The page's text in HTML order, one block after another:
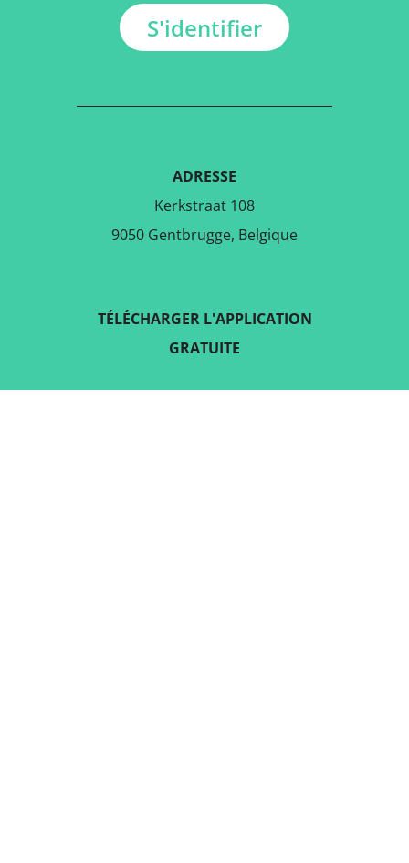
S'identifier
ADRESSE
Kerkstraat 108
9050 Gentbrugge, Belgique
TÉLÉCHARGER L'APPLICATION
GRATUITE